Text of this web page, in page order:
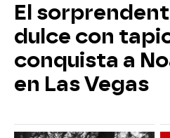
El
dulce con
conquista a
en Las Vegas